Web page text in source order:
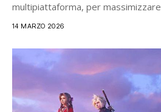
multipiattaforma, per
14 MARZO 2026